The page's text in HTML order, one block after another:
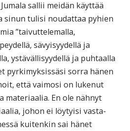
sallii meidän käyttää
sinun tulisi noudattaa pyhien
”taivuttelemalla,
sävyisyydellä ja
ystävällisyydellä ja puhtaalla
pyrkimyksissäsi sorra hänen
että vaimosi on lukenut
materiaalia. En ole nähnyt
johon ei löytyisi vasta-
kuitenkin sai hänet